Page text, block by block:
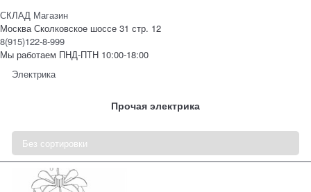
СКЛАД Магазин
Москва Сколковское шоссе 31 стр. 12
8(915)122-8-999
Мы работаем ПНД-ПТН 10:00-18:00
Электрика
Прочая электрика